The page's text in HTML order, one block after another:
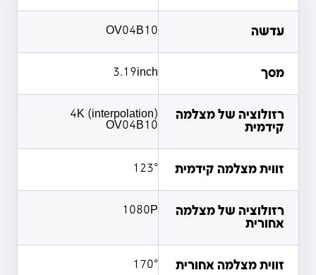
עדשה OV04B10
מסך 3.19inch
רזולוציה של מצלמה
קידמית
4K (interpolation)
OV04B10
זווית מצלמה קידמית 123°
רזולוציה של מצלמה
אחורית
1080P
זווית מצלמה אחורית 170°